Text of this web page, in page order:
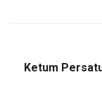
Ketum